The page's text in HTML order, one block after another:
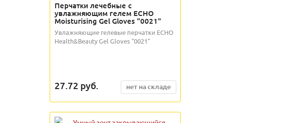
Перчатки лечебные с
увлажняющим гелем ECHO
Moisturising Gel Gloves "0021"
Увлажняющие гелевые перчатки ECHO
Health&Beauty Gel Gloves "0021"
27.72 руб. нет на складе